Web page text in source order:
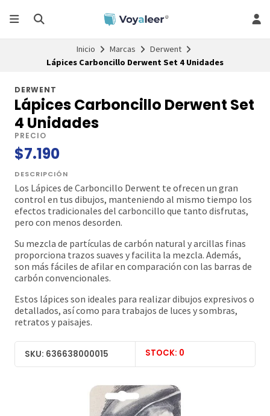
Inicio Marcas
Derwent
Lápices Carboncillo Derwent Set 4 Unidades
DERWENT
Lápices Carboncillo Derwent Set
4 Unidades
PRECIO
$7.190
DESCRIPCIÓN
Los Lápices de Carboncillo Derwent te ofrecen un gran
control en tus dibujos, manteniendo al mismo tiempo los
efectos tradicionales del carboncillo que tanto disfrutas,
pero con menos desorden.
Su mezcla de partículas de carbón natural y arcillas finas
proporciona trazos suaves y facilita la mezcla. Además,
son más fáciles de afilar en comparación con las barras de
carbón convencionales.
Estos lápices son ideales para realizar dibujos expresivos o
detallados, así como para trabajos de luces y sombras,
retratos y paisajes.
SKU: 636638000015 STOCK: 0